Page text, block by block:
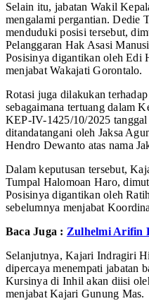
Selain itu, jabatan Wakil
mengalami pergantian. Dedie
menduduki posisi tersebut,
Pelanggaran Hak Asasi
Posisinya digantikan oleh Edi
menjabat Wakajati Gorontalo.
Rotasi juga dilakukan
sebagaimana tertuang dalam
KEP-IV-1425/10/2025
ditandatangani oleh Jaksa
Hendro Dewanto atas nama
Dalam keputusan tersebut,
Tumpal Halomoan Haro,
Posisinya digantikan oleh
sebelumnya menjabat
Baca Juga : Zulhelmi Arifin
Selanjutnya, Kajari Indragiri
dipercaya menempati jabatan
Kursinya di Inhil akan diisi
menjabat Kajari Gunung Mas.